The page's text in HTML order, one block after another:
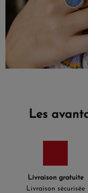
Les
Livraison gratuite
Livraison sécurisée